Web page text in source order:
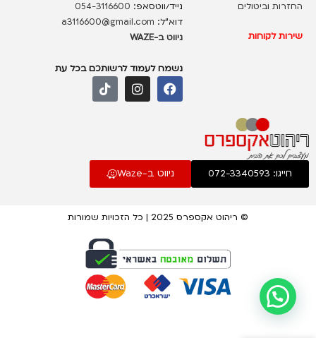
החזרות וביטולים
שירות לקוחות
נייד/ווטסאפ: 054-3116600
דוא”ל: a3116600@gmail.com
ניווט ב-WAZE
נשמח לעמוד לרשותכם בכל עת
חייגו: 072-3340593 ניווט ב-Waze
© ריהוט אקספרס 2025 | כל הזכויות שמורות
חדר